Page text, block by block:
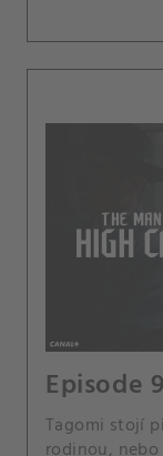
Episode
Tagomi stojí